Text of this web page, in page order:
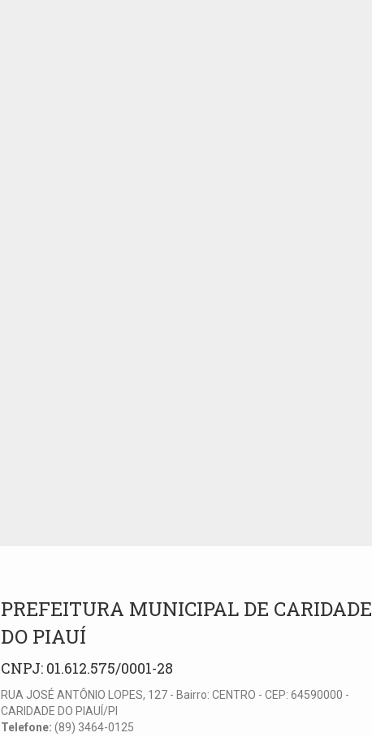
PREFEITURA MUNICIPAL DE CARIDADE
DO PIAUÍ
CNPJ: 01.612.575/0001-28
RUA JOSÉ ANTÔNIO LOPES, 127 - Bairro: CENTRO - CEP: 64590000 -
CARIDADE DO PIAUÍ/PI
Telefone: (89) 3464-0125